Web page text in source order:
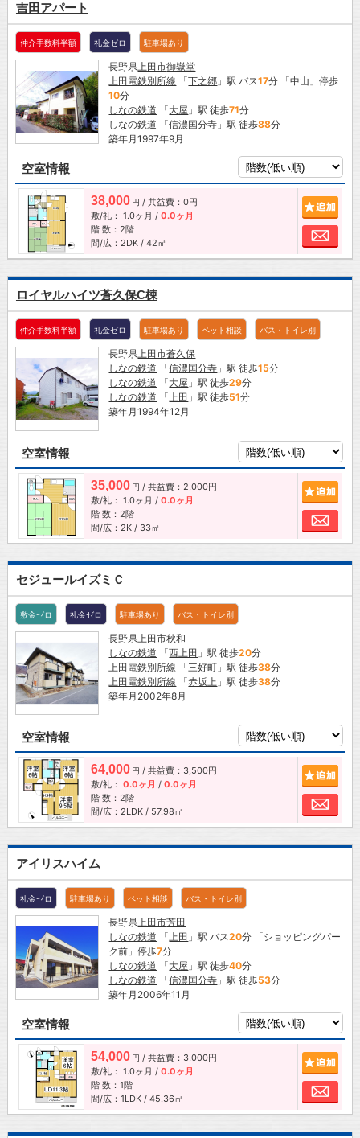
吉田アパート
仲介手数料半額 礼金ゼロ 駐車場あり
長野県上田市御嶽堂
上田電鉄別所線 「下之郷 」駅 バス17分 「中山」停歩
10分
しなの鉄道 「大屋 」駅 徒歩71分
しなの鉄道 「信濃国分寺 」駅 徒歩88分
築年月1997年9月
空室情報
38,000 円 / 共益費：0円
敷/礼： 1.0ヶ月 / 0.0ヶ月
階 数：2階
間/広：2DK / 42㎡
お
ロイヤルハイツ蒼久保C棟
仲介手数料半額 礼金ゼロ 駐車場あり ペット相談 バス・トイレ別
長野県上田市蒼久保
しなの鉄道 「信濃国分寺 」駅 徒歩15分
しなの鉄道 「大屋 」駅 徒歩29分
しなの鉄道 「上田 」駅 徒歩51分
築年月1994年12月
空室情報
35,000 円 / 共益費：2,000円
敷/礼： 1.0ヶ月 / 0.0ヶ月
階 数：2階
間/広：2K / 33㎡
お
セジュールイズミＣ
敷金ゼロ 礼金ゼロ 駐車場あり バス・トイレ別
長野県 上田市秋和
しなの鉄道 「西上田 」駅 徒歩20分
上田電鉄別所線 「三好町 」駅 徒歩38分
上田電鉄別所線 「赤坂上 」駅 徒歩38分
築年月2002年8月
空室情報
64,000 円 / 共益費：3,500円
敷/礼： 0.0ヶ月 / 0.0ヶ月
階 数：2階
間/広：2LDK / 57.98㎡
お
アイリスハイム
礼金ゼロ 駐車場あり ペット相談 バス・トイレ別
長野県上田市芳田
しなの鉄道 「上田 」駅 バス20分 「ショッピングパー
ク前」停歩7分
しなの鉄道 「大屋 」駅 徒歩40分
しなの鉄道 「信濃国分寺 」駅 徒歩53分
築年月2006年11月
空室情報
54,000 円 / 共益費：3,000円
敷/礼： 1.0ヶ月 / 0.0ヶ月
階 数：1階
間/広：1LDK / 45.36㎡
お